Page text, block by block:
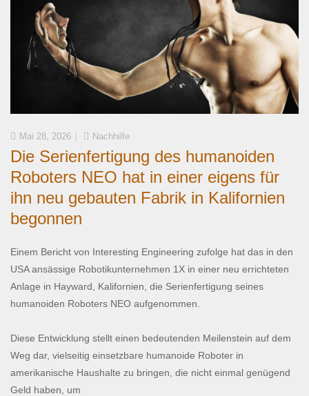
Mai 28, 2026 Nachhilfe
Die Serienfertigung des humanoiden
Roboters NEO hat in einer eigens für
ihn neu gebauten Fabrik in Kalifornien
begonnen
Einem Bericht von Interesting Engineering zufolge hat das in den
USA ansässige Robotikunternehmen 1X in einer neu errichteten
Anlage in Hayward, Kalifornien, die Serienfertigung seines
humanoiden Roboters NEO aufgenommen.
Diese Entwicklung stellt einen bedeutenden Meilenstein auf dem
Weg dar, vielseitig einsetzbare humanoide Roboter in
amerikanische Haushalte zu bringen, die nicht einmal genügend
Geld haben, um